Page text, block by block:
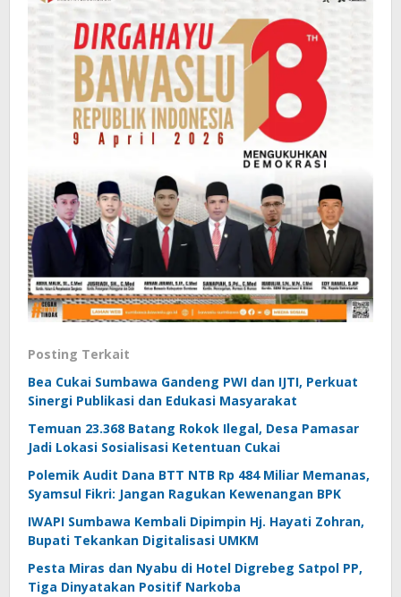
Posting Terkait
Bea Cukai Sumbawa Gandeng PWI dan IJTI, Perkuat
Sinergi Publikasi dan Edukasi Masyarakat
Temuan 23.368 Batang Rokok Ilegal, Desa Pamasar
Jadi Lokasi Sosialisasi Ketentuan Cukai
Polemik Audit Dana BTT NTB Rp 484 Miliar Memanas,
Syamsul Fikri: Jangan Ragukan Kewenangan BPK
IWAPI Sumbawa Kembali Dipimpin Hj. Hayati Zohran,
Bupati Tekankan Digitalisasi UMKM
Pesta Miras dan Nyabu di Hotel Digrebeg Satpol PP,
Tiga Dinyatakan Positif Narkoba